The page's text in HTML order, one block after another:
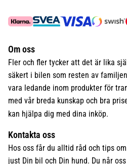
Om oss
Fler och fler tycker att det är lika
säkert i bilen som resten av
vara ledande inom produkter för
med vår breda kunskap och bra
kan hjälpa dig med dina inköp.
Kontakta oss
Hos oss får du alltid råd och tips
just Din bil och Din hund. Du når